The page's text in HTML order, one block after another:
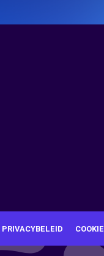
PRIVACYBELEID